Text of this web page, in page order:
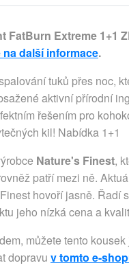
FatBurn Extreme 1+1
na další informace.
tuků přes noc,
aktivní přírodní
řešením pro
kil! Nabídka 1+1
Nature's Finest,
patří mezi ně.
hovoří jasně. Řadí
jeho nízká cena a
můžete tento
dopravu v tomto e-